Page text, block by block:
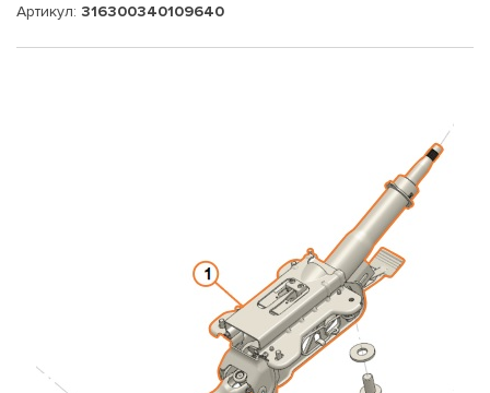
Артикул: 316300340109640